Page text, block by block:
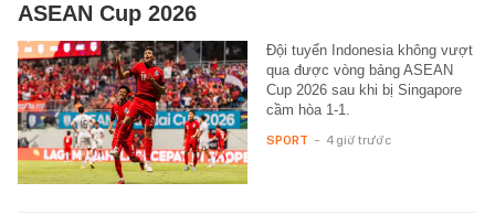
ASEAN Cup 2026
Đội tuyển Indonesia không vượt
qua được vòng bảng ASEAN
Cup 2026 sau khi bị Singapore
cầm hòa 1-1.
SPORT - 4 giờ trước